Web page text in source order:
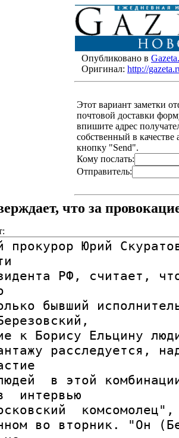
Опубликовано в
Оригинал: http://
Этот вариант заметки
почтовой доставки
впишите адрес
собственный в качестве
кнопку "Send".
Кому послать:
Отправитель:
что за